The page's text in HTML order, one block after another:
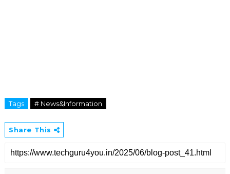
Tags # News&Information
Share This